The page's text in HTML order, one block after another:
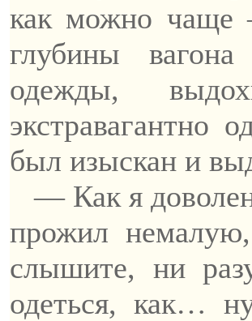
как можно чаще
глубины
одежды,
был изыскан и
— Как я
прожил
слышите, ни
одеться, как…